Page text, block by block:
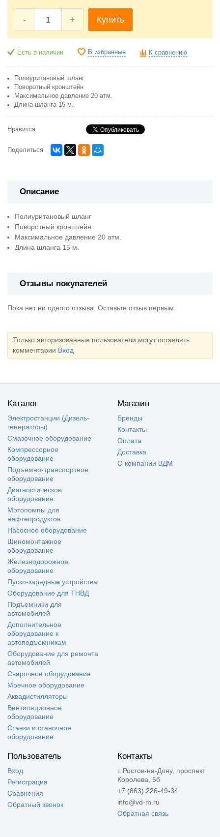
- + Купить
Есть в наличии В избранные К сравнению
Полиуритановый шланг
Поворотный кронштейн
Максимальное давление 20 атм.
Длина шланга 15 м.
Нравится
Поделиться
Описание
Полиуритановый шланг
Поворотный кронштейн
Максимальное давление 20 атм.
Длина шланга 15 м.
Отзывы покупателей
Пока нет ни одного отзыва. Оставьте отзыв первым
Только авторизованные пользователи могут оставлять
комментарии Вход
Каталог
Электростанции (Дизель-
генераторы)
Смазочное оборудование
Компрессорное
оборудование
Подъемно-транспортное
оборудование
Диагностическое
оборудование.
Мотопомпы для
нефтепродуктов
Насосное оборудование
Шиномонтажное
оборудование
Железнодорожное
оборудование
Пуско-зарядные устройства
Оборудование для ТНВД
Подъемники для
автомобилей
Дополнительное
оборудование к
автоподъемникам
Оборудование для ремонта
автомобилей
Сварочное оборудование
Моечное оборудование
Аквадистилляторы
Вентиляционное
оборудование
Станки и станочное
оборудование
Магазин
Бренды
Контакты
Оплата
Доставка
О компании ВДМ
Пользователь
Вход
Регистрация
Сравнения
Обратный звонок
Контакты
г. Ростов-на-Дону, проспект
Королева, 5б
+7 (863) 226-49-34
info@vd-m.ru
Обратная связь